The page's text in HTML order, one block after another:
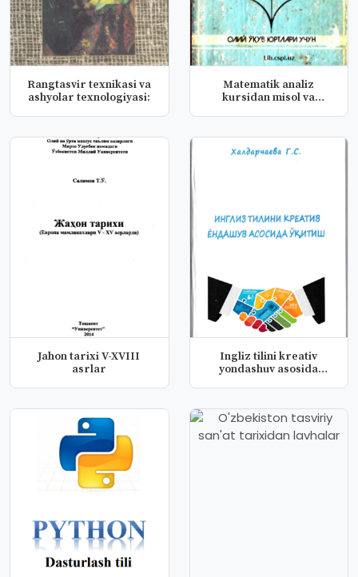
Rangtasvir texnikasi va
ashyolar texnologiyasi:
Matematik analiz
kursidan misol va
Jahon tarixi V-XVIII
asrlar
Ingliz tilini kreativ
yondashuv asosida